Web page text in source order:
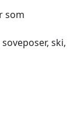
som
ski,